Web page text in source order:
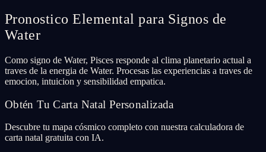
Pronostico Elemental para Signos de
Water
Como signo de Water, Pisces responde al clima planetario actual a
traves de la energia de Water. Procesas las experiencias a traves de
emocion, intuicion y sensibilidad empatica.
Obtén Tu Carta Natal Personalizada
Descubre tu mapa cósmico completo con nuestra calculadora de
carta natal gratuita con IA.